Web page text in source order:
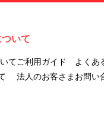
３.「本サイト」とは、当
トを意味します。
４.「物件」とは、本サイ
いて
てご利用ガイド
法人のお客さま
よくあ
お問い